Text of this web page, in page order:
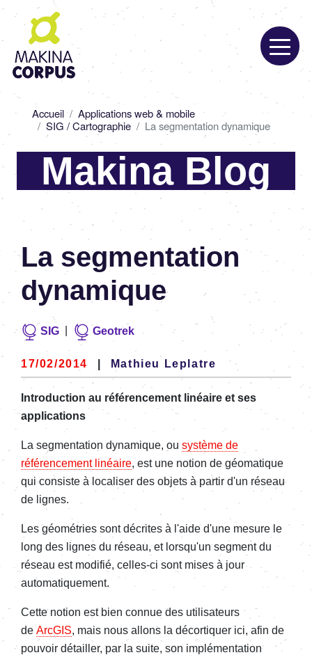
Aller
contenu
principal
d'Ariane
Accueil
Applications web & mobile
SIG / Cartographie
La segmentation dynamique
Makina Blog
La segmentation
dynamique
SIG Geotrek
17/02/2014 Mathieu Leplatre
Introduction au référencement linéaire et ses
applications
La segmentation dynamique, ou système de
référencement linéaire, est une notion de géomatique
qui consiste à localiser des objets à partir d'un réseau
de lignes.
Les géométries sont décrites à l'aide d'une mesure le
long des lignes du réseau, et lorsqu'un segment du
réseau est modifié, celles-ci sont mises à jour
automatiquement.
Cette notion est bien connue des utilisateurs
de ArcGIS, mais nous allons la décortiquer ici, afin de
pouvoir détailler, par la suite, son implémentation